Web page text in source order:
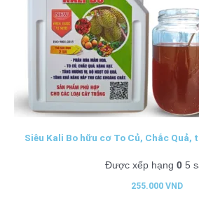
Siêu Kali Bo hữu cơ To Củ, Chắc Quả,
Được xếp hạng 05
255.000 VND